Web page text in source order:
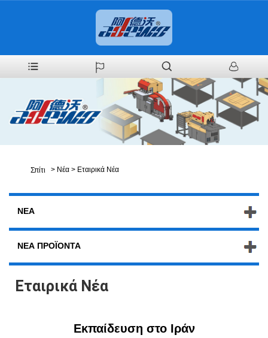
Σπίτι > Νέα > Εταιρικά Νέα
ΝΈΑ
ΝΈΑ ΠΡΟΪΌΝΤΑ
Εταιρικά Νέα
Εκπαίδευση στο Ιράν